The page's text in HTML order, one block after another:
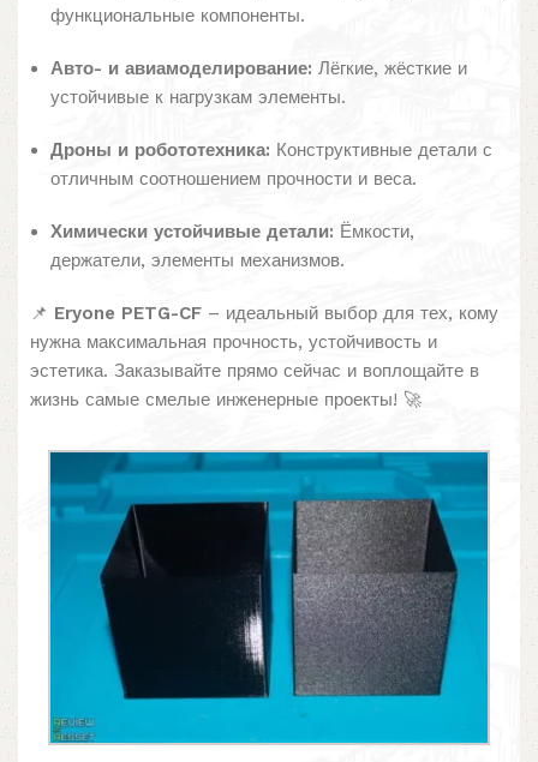
функциональные компоненты.
Авто- и авиамоделирование: Лёгкие, жёсткие и
устойчивые к нагрузкам элементы.
Дроны и робототехника: Конструктивные детали с
отличным соотношением прочности и веса.
Химически устойчивые детали: Ёмкости,
держатели, элементы механизмов.
📌 Eryone PETG-CF – идеальный выбор для тех, кому
нужна максимальная прочность, устойчивость и
эстетика. Заказывайте прямо сейчас и воплощайте в
жизнь самые смелые инженерные проекты! 🚀